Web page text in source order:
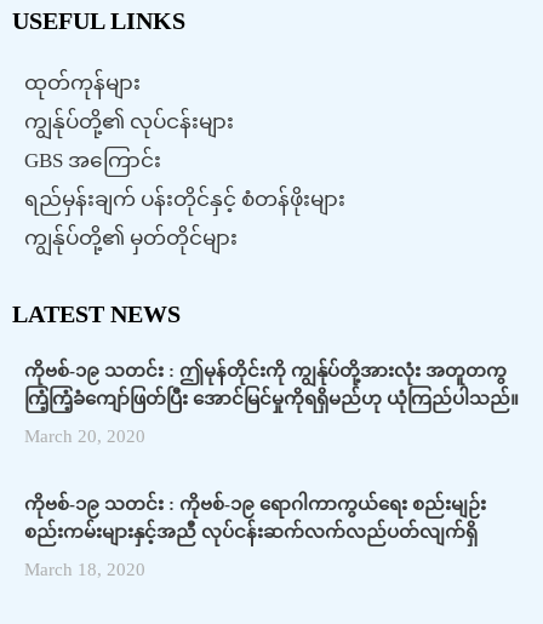
USEFUL LINKS
ထုတ်ကုန်များ
ကျွန်ုပ်တို့၏ လုပ်ငန်းများ
GBS အကြောင်း
ရည်မှန်းချက် ပန်းတိုင်နှင့် စံတန်ဖိုးများ
ကျွန်ုပ်တို့၏ မှတ်တိုင်များ
LATEST NEWS
ကိုဗစ်-၁၉ သတင်း : ဤမုန်တိုင်းကို ကျွန်ုပ်တို့အားလုံး အတူတကွ
ကြံ့ကြံ့ခံကျော်ဖြတ်ပြီး အောင်မြင်မှုကိုရရှိမည်ဟု ယုံကြည်ပါသည်။
March 20, 2020
ကိုဗစ်-၁၉ သတင်း : ကိုဗစ်-၁၉ ရောဂါကာကွယ်ရေး စည်းမျဉ်း
စည်းကမ်းများနှင့်အညီ လုပ်ငန်းဆက်လက်လည်ပတ်လျက်ရှိ
March 18, 2020